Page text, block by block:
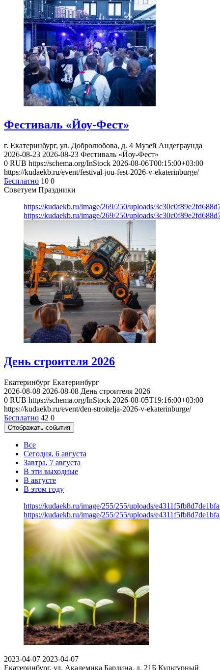
Фестиваль «Йоу-Фест»
г. Екатеринбург, ул. Добролюбова, д. 4 Музей Андеграунда
2026-08-23 2026-08-23 Фестиваль «Йоу-Фест»
0 RUB https://schema.org/InStock 2026-08-06T00:15:00+03:00
https://kudaekb.ru/event/festival-jou-fest-2026-v-ekaterinburge/
Бесплатно 10 0
Советуем Праздники
https://kudaekb.ru/image/269/250/uploads/
https://kudaekb.ru/image/269/250/uploads/
День строителя 2026
Екатеринбург Екатеринбург
2026-08-08 2026-08-08 День строителя 2026
0 RUB https://schema.org/InStock 2026-08-05T19:16:00+03:00
https://kudaekb.ru/event/den-stroitelja-2026-v-ekaterinburge/
Бесплатно 42 0
Отображать события
Все
Сегодня, 6 августа
Завтра, 7 августа
В эти выходные
В августе
В этом году
https://kudaekb.ru/image/255/255/uploads/
https://kudaekb.ru/image/255/255/uploads/
2023-04-07 2023-04-07
Екатеринбург, ул. Академика Бардина, д. 21Б Культурный